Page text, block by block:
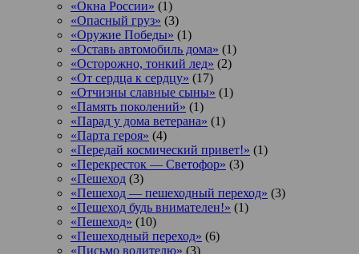
«Окна России» (1)
«Опасный груз» (3)
«Оружие Победы» (1)
«Оставь автомобиль дома» (1)
«Осторожно, тонкий лед» (2)
«От сердца к сердцу» (17)
«Отчизны славные сыны» (1)
«Память поколений» (1)
«Парад у дома ветерана» (1)
«Парта героя» (4)
«Передай космический привет!» (1)
«Перекресток — Светофор» (3)
«Пешеход (3)
«Пешеход — пешеходный переход» (3)
«Пешеход будь внимателен!» (1)
«Пешеход» (10)
«Пешеходный переход» (6)
«Письмо водителю» (3)